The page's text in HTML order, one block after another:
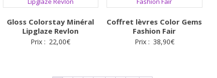
Gloss Colorstay Minéral
Lipglaze Revlon
Prix : 22,00€
Coffret lèvres Color Gems
Fashion Fair
Prix : 38,90€